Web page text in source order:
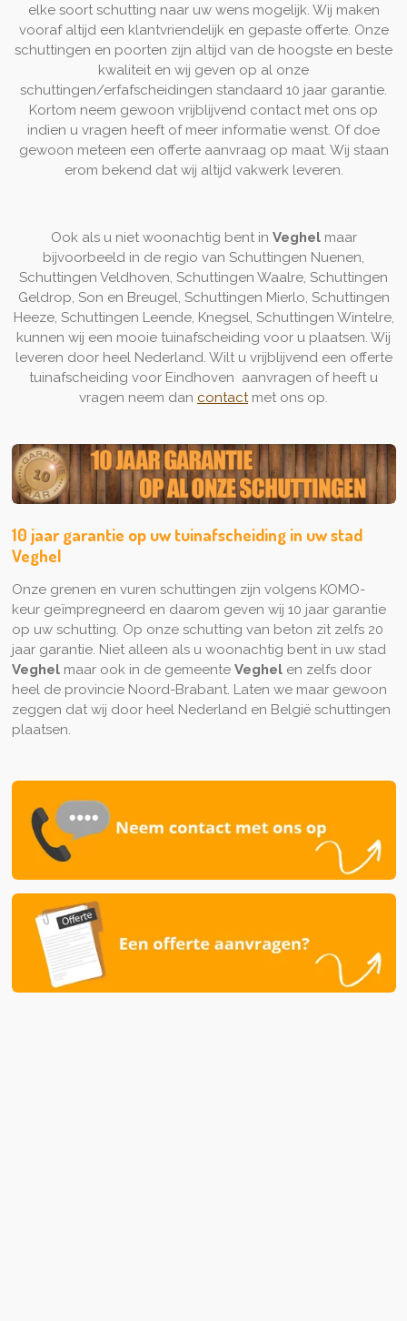
elke soort schutting naar uw wens mogelijk. Wij maken
vooraf altijd een klantvriendelijk en gepaste offerte. Onze
schuttingen en poorten zijn altijd van de hoogste en beste
kwaliteit en wij geven op al onze
schuttingen/erfafscheidingen standaard 10 jaar garantie.
Kortom neem gewoon vrijblijvend contact met ons op
indien u vragen heeft of meer informatie wenst. Of doe
gewoon meteen een offerte aanvraag op maat. Wij staan
erom bekend dat wij altijd vakwerk leveren.
Ook als u niet woonachtig bent in Veghel maar
bijvoorbeeld in de regio van Schuttingen Nuenen,
Schuttingen Veldhoven, Schuttingen Waalre, Schuttingen
Geldrop, Son en Breugel, Schuttingen Mierlo, Schuttingen
Heeze, Schuttingen Leende, Knegsel, Schuttingen Wintelre,
kunnen wij een mooie tuinafscheiding voor u plaatsen. Wij
leveren door heel Nederland. Wilt u vrijblijvend een offerte
tuinafscheiding voor Eindhoven aanvragen of heeft u
vragen neem dan contact met ons op.
10 jaar garantie op uw tuinafscheiding in uw stad
Veghel
Onze grenen en vuren schuttingen zijn volgens KOMO-
keur geïmpregneerd en daarom geven wij 10 jaar garantie
op uw schutting. Op onze schutting van beton zit zelfs 20
jaar garantie. Niet alleen als u woonachtig bent in uw stad
Veghel maar ook in de gemeente Veghelen zelfs door
heel de provincie Noord-Brabant. Laten we maar gewoon
zeggen dat wij door heel Nederland en België schuttingen
plaatsen.